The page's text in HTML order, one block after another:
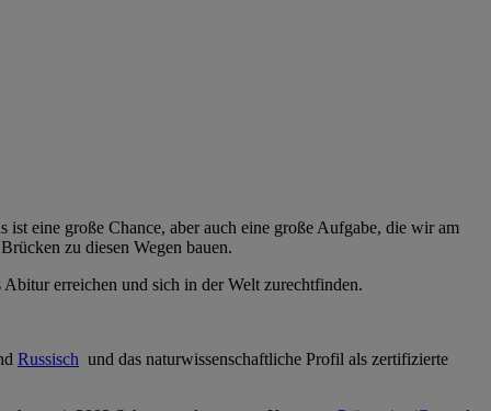
eine große Chance, aber auch eine große Aufgabe, die wir am
zu diesen Wegen bauen.
erreichen und sich in der Welt zurechtfinden.
Russisch und das naturwissenschaftliche Profil als zertifizierte